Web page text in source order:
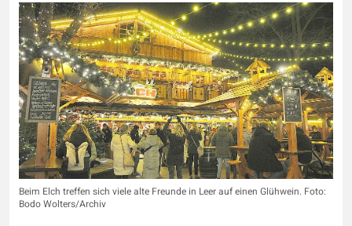
Beim Elch treffen sich viele alte Freunde in Leer auf einen Glühwein. Foto:
Bodo Wolters/Archiv